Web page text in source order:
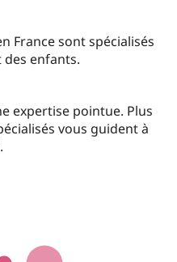
France sont spécialisés
enfants.
expertise pointue. Plus
vous guident à